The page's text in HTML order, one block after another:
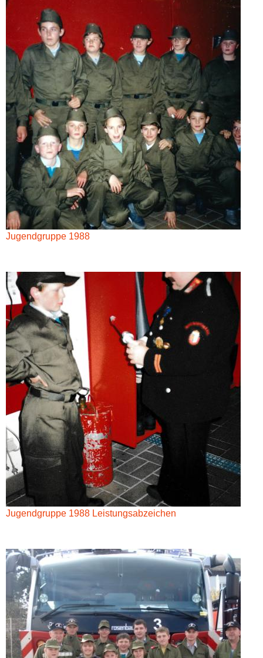
Jugendgruppe 1988
Jugendgruppe 1988 Leistungsabzeichen